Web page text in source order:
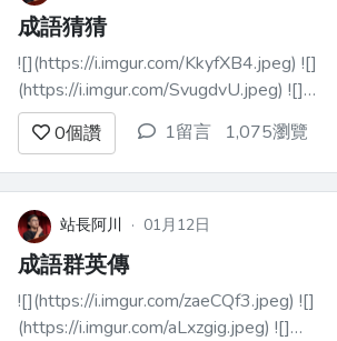
成語猜猜
![](https://i.imgur.com/KkyfXB4.jpeg) ![]
(https://i.imgur.com/SvugdvU.jpeg) ![]
(https://i.imgur.com/hqFbuvR.jpeg) ![]
(https://i.imgur.com/hnSfIAt.j...
0個讚 1留言 1,075瀏覽
站長阿川 · 01月12日
成語群英傳
![](https://i.imgur.com/zaeCQf3.jpeg) ![]
(https://i.imgur.com/aLxzgig.jpeg) ![]